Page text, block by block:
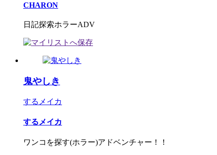
CHARON
日記探索ホラーADV
鬼やしき
するメイカ
するメイカ
ワンコを探す(ホラー)アドベンチャー！！